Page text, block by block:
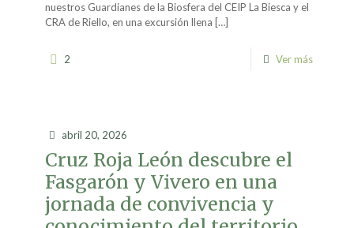
nuestros Guardianes de la Biosfera del CEIP La Biesca y el
CRA de Riello, en una excursión llena […]
2 Ver más
abril 20, 2026
Cruz Roja León descubre el
Fasgarón y Vivero en una
jornada de convivencia y